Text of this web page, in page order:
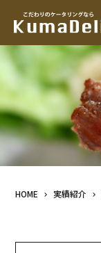
HOME 実績紹介